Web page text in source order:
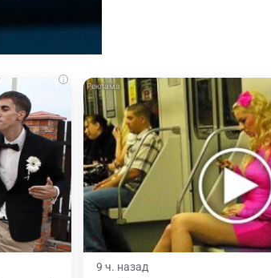
i
9 ч. назад